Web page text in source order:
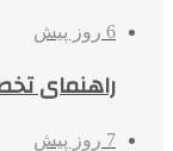
6 روز پیش
راهنمای
7 روز پیش